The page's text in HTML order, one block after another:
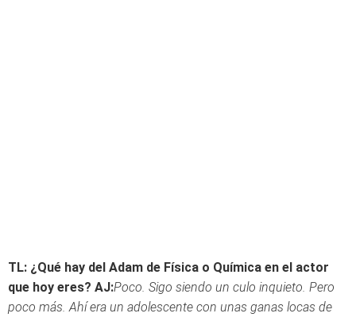
TL: ¿Qué hay del Adam de Física o Química en el actor
que hoy eres? AJ:Poco. Sigo siendo un culo inquieto. Pero
poco más. Ahí era un adolescente con unas ganas locas de